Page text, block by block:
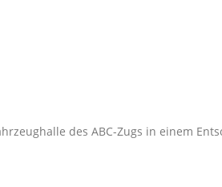
des ABC-Zugs in einem